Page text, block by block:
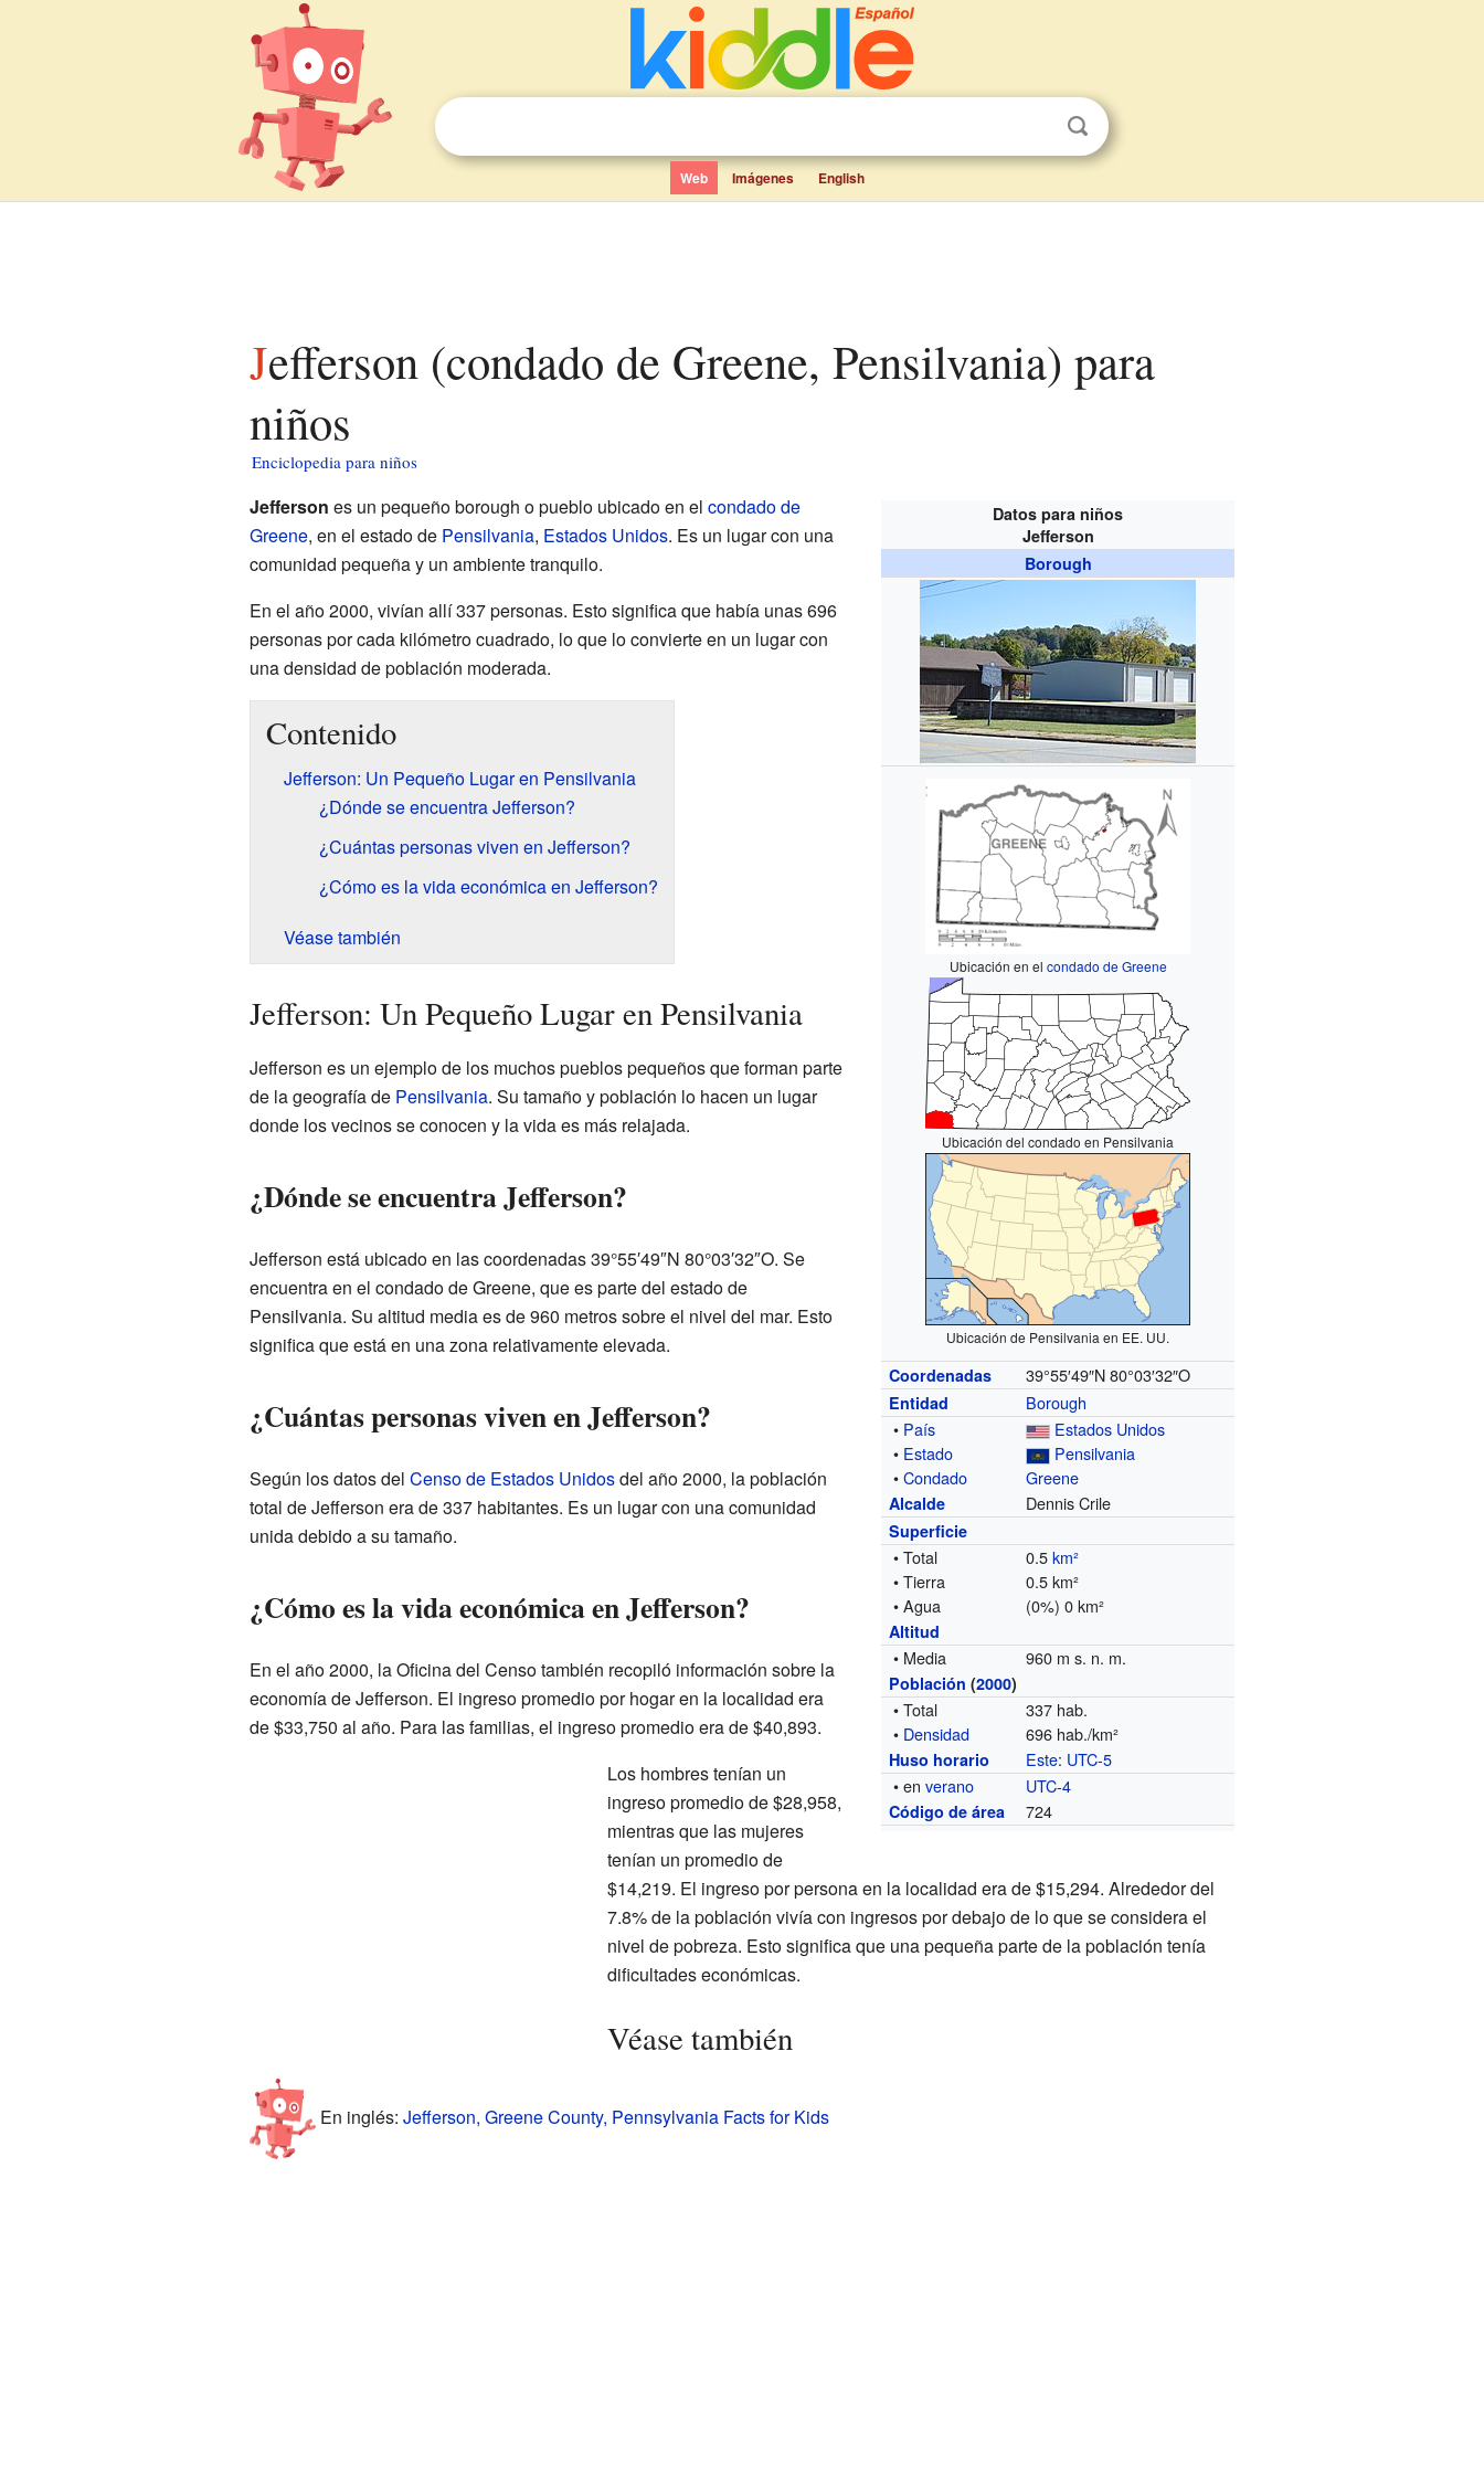
Web Imágenes English
Jefferson (condado de Greene, Pensilvania) para
niños
Enciclopedia para niños
Datos para niños
Jefferson
Borough
Ubicación en el condado de Greene
Ubicación del condado en Pensilvania
Ubicación de Pensilvania en EE. UU.
Coordenadas 39°55′49″N 80°03′32″O
Entidad
Borough
• País
Estados Unidos
• Estado
Pensilvania
•Condado Greene
Alcalde Dennis Crile
Superficie
• Total 0.5km²
• Tierra
0.5 km²
• Agua
(0%) 0 km²
Altitud
• Media 960 m s. n. m.
Población (2000)
• Total
337 hab.
• Densidad 696 hab./km²
Huso horario Este: UTC-5
• enverano UTC-4
Código de área 724
Jefferson es un pequeño borough o pueblo ubicado en el condado de
Greene, en el estado de Pensilvania, Estados Unidos. Es un lugar con una
comunidad pequeña y un ambiente tranquilo.
En el año 2000, vivían allí 337 personas. Esto significa que había unas 696
personas por cada kilómetro cuadrado, lo que lo convierte en un lugar con
una densidad de población moderada.
Contenido
Jefferson: Un Pequeño Lugar en Pensilvania
¿Dónde se encuentra Jefferson?
¿Cuántas personas viven en Jefferson?
¿Cómo es la vida económica en Jefferson?
Véase también
Jefferson: Un Pequeño Lugar en Pensilvania
Jefferson es un ejemplo de los muchos pueblos pequeños que forman parte
de la geografía de Pensilvania. Su tamaño y población lo hacen un lugar
donde los vecinos se conocen y la vida es más relajada.
¿Dónde se encuentra Jefferson?
Jefferson está ubicado en las coordenadas 39°55′49″N 80°03′32″O. Se
encuentra en el condado de Greene, que es parte del estado de
Pensilvania. Su altitud media es de 960 metros sobre el nivel del mar. Esto
significa que está en una zona relativamente elevada.
¿Cuántas personas viven en Jefferson?
Según los datos del Censo de Estados Unidosdel año 2000, la población
total de Jefferson era de 337 habitantes. Es un lugar con una comunidad
unida debido a su tamaño.
¿Cómo es la vida económica en Jefferson?
En el año 2000, la Oficina del Censo también recopiló información sobre la
economía de Jefferson. El ingreso promedio por hogar en la localidad era
de $33,750 al año. Para las familias, el ingreso promedio era de $40,893.
Los hombres tenían un
ingreso promedio de $28,958,
mientras que las mujeres
tenían un promedio de
$14,219. El ingreso por persona en la localidad era de $15,294. Alrededor del
7.8% de la población vivía con ingresos por debajo de lo que se considera el
nivel de pobreza. Esto significa que una pequeña parte de la población tenía
dificultades económicas.
Véase también
En inglés: Jefferson, Greene County, Pennsylvania Facts for Kids